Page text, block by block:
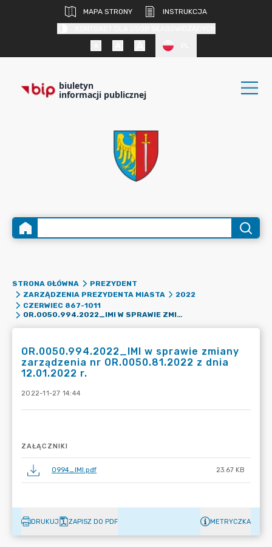
MAPA STRONY
INSTRUKCJA
biuletyn
informacji publicznej
STRONA GŁÓWNA
PREZYDENT
ZARZĄDZENIA PREZYDENTA MIASTA
2022
CZERWIEC 867-1011
OR.0050.994.2022_IMI W SPRAWIE ZMIANY ZARZĄDZENIA NR OR.0050.81.2022 Z DNIA 12.01.2022 R.
OR.0050.994.2022_IMI w sprawie zmiany
zarządzenia nr OR.0050.81.2022 z dnia
12.01.2022 r.
2022-11-27 14:44
ZAŁĄCZNIKI
0994_IMI.pdf 23.67 KB
DRUKUJ ZAPISZ DO PDF METRYCZKA